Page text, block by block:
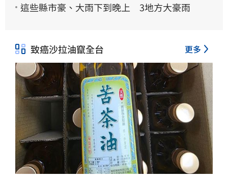
這些縣市豪、大雨下到晚上 3地方大豪雨
致癌沙拉油竄全台 更多